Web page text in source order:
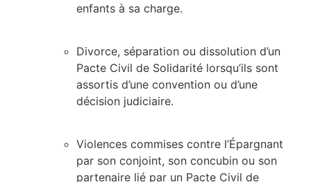
enfants à sa charge.
Divorce, séparation ou dissolution d’un
Pacte Civil de Solidarité lorsqu’ils sont
assortis d’une convention ou d’une
décision judiciaire.
Violences commises contre l’Épargnant
par son conjoint, son concubin ou son
partenaire lié par un Pacte Civil de